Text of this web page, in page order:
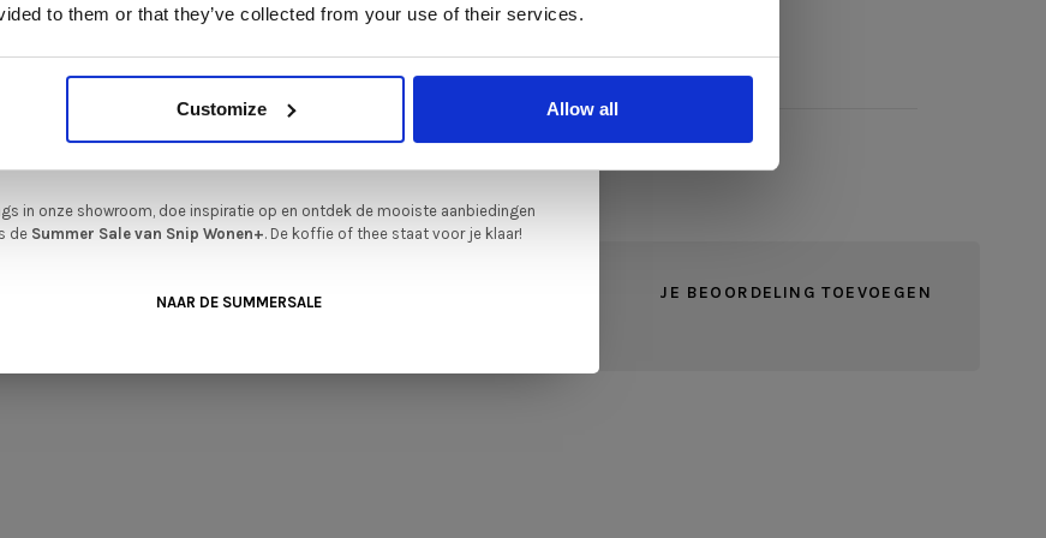
to them or that they’ve collected from your use of their services.
Customize Allow all
JE BEOORDELING TOEVOEGEN
Nederlandse en Europese merken. Onder andere showroommodellen
Sculptures Jeux Artisanzijn nu extra voordelig
om jouw favoriete designmeubel geheel naar wens samen te stellen,
de kwaliteit, het comfort en de uitstraling die je van Snip Wonen+ mag
in onze showroom, doe inspiratie op en ontdek de mooiste aanbiedingen
de Summer Sale van Snip Wonen+. De koffie of thee staat voor je klaar!
NAAR DE SUMMERSALE